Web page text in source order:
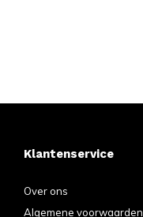
Klantenservice
Over ons
Algemene voorwaarden